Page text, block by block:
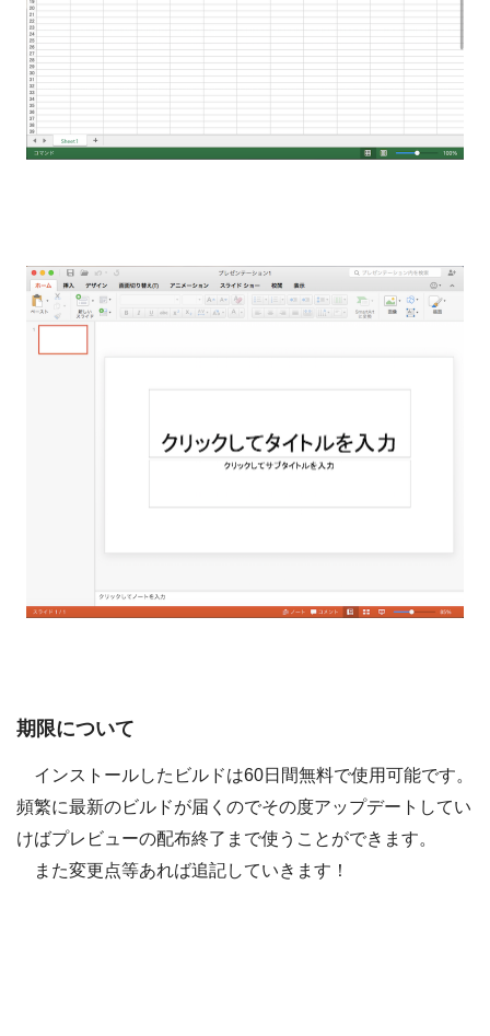
期限について
インストールしたビルドは60日間無料で使用可能です。
頻繁に最新のビルドが届くのでその度アップデートしてい
けばプレビューの配布終了まで使うことができます。
また変更点等あれば追記していきます！